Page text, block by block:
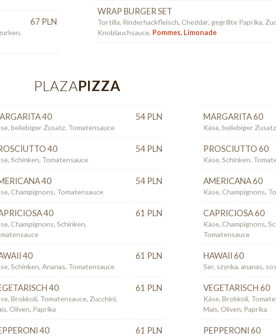
67 PLN
WRAP BURGER SET
Tortilla, Rinderhackfleisch, Cheddar, gegrillte Paprika,
Knoblauchsauce, Pommes, Limonade
PLAZAPIZZA
40 54 PLN
beliebiger Zusatz, Tomatensauce
40 54 PLN
Schinken, Tomatensauce
40 54 PLN
Champignons, Tomatensauce
40 61 PLN
Champignons, Schinken,
40 61 PLN
Schinken, Ananas, Tomatensauce
40 61 PLN
Brokkoli, Tomatensauce, Zucchini,
Oliven, Paprika
40 61 PLN
MARGARITA 60
Käse, beliebiger
PROSCIUTTO 60
Käse, Schinken,
AMERICANA 60
Käse, Champignons,
CAPRICIOSA 60
Käse, Champignons,
Tomatensauce
HAWAII 60
Ser, szynka, ananas,
VEGETARISCH 60
Käse, Brokkoli,
Mais, Oliven, Paprika
PEPPERONI 60